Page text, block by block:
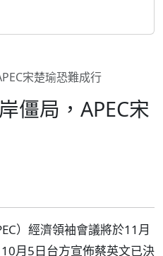
宋楚瑜恐難成行
僵局，APEC宋
）經濟領袖會議將於11月
月5日台方宣佈蔡英文已決